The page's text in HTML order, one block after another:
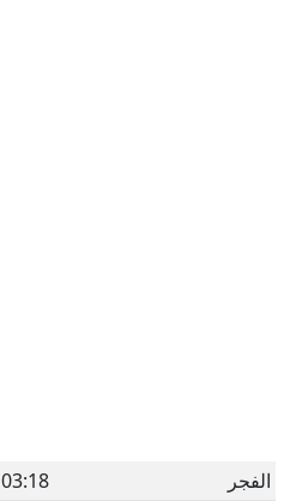
الفجر
03:18 AM